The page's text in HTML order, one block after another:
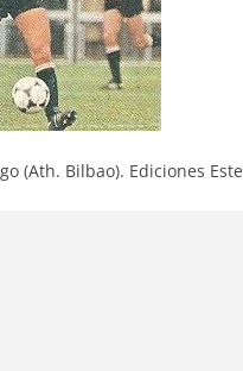
(Ath. Bilbao). Ediciones